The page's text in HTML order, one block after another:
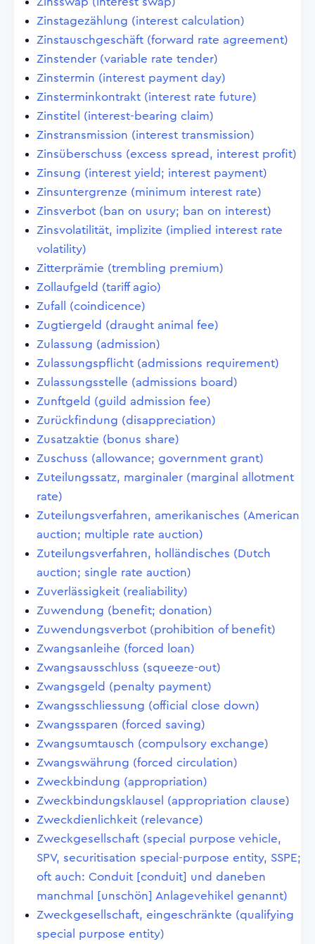
Zinstagezählung (interest calculation)
Zinstauschgeschäft (forward rate agreement)
Zinstender (variable rate tender)
Zinstermin (interest payment day)
Zinsterminkontrakt (interest rate future)
Zinstitel (interest-bearing claim)
Zinstransmission (interest transmission)
Zinsüberschuss (excess spread, interest profit)
Zinsung (interest yield; interest payment)
Zinsuntergrenze (minimum interest rate)
Zinsverbot (ban on usury; ban on interest)
Zinsvolatilität, implizite (implied interest rate
volatility)
Zitterprämie (trembling premium)
Zollaufgeld (tariff agio)
Zufall (coindicence)
Zugtiergeld (draught animal fee)
Zulassung (admission)
Zulassungspflicht (admissions requirement)
Zulassungsstelle (admissions board)
Zunftgeld (guild admission fee)
Zurückfindung (disappreciation)
Zusatzaktie (bonus share)
Zuschuss (allowance; government grant)
Zuteilungssatz, marginaler (marginal allotment
rate)
Zuteilungsverfahren, amerikanisches (American
auction; multiple rate auction)
Zuteilungsverfahren, holländisches (Dutch
auction; single rate auction)
Zuverlässigkeit (realiability)
Zuwendung (benefit; donation)
Zuwendungsverbot (prohibition of benefit)
Zwangsanleihe (forced loan)
Zwangsausschluss (squeeze-out)
Zwangsgeld (penalty payment)
Zwangsschliessung (official close down)
Zwangssparen (forced saving)
Zwangsumtausch (compulsory exchange)
Zwangswährung (forced circulation)
Zweckbindung (appropriation)
Zweckbindungsklausel (appropriation clause)
Zweckdienlichkeit (relevance)
Zweckgesellschaft (special purpose vehicle,
SPV, securitisation special-purpose entity, SSPE;
oft auch: Conduit [conduit] und daneben
manchmal [unschön] Anlagevehikel genannt)
Zweckgesellschaft, eingeschränkte (qualifying
special purpose entity)